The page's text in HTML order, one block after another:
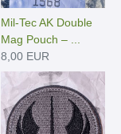
Mil-Tec AK Double
Mag Pouch – ...
8,00 EUR